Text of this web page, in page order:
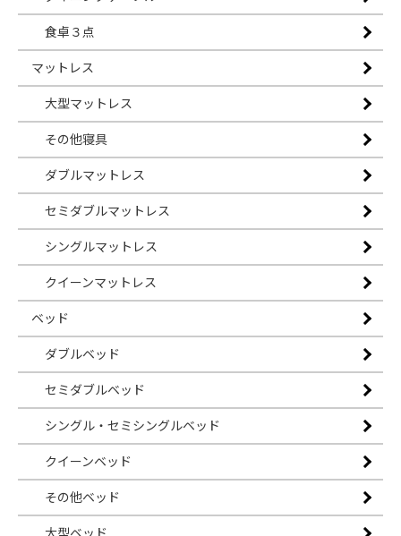
食卓３点
マットレス
大型マットレス
その他寝具
ダブルマットレス
セミダブルマットレス
シングルマットレス
クイーンマットレス
ベッド
ダブルベッド
セミダブルベッド
シングル・セミシングルベッド
クイーンベッド
その他ベッド
大型ベッド